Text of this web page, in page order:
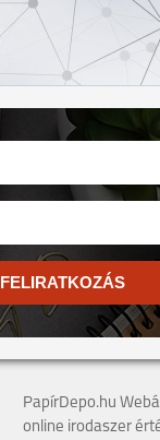
FELIRATKOZÁS
PapírDepo.hu
online irodaszer